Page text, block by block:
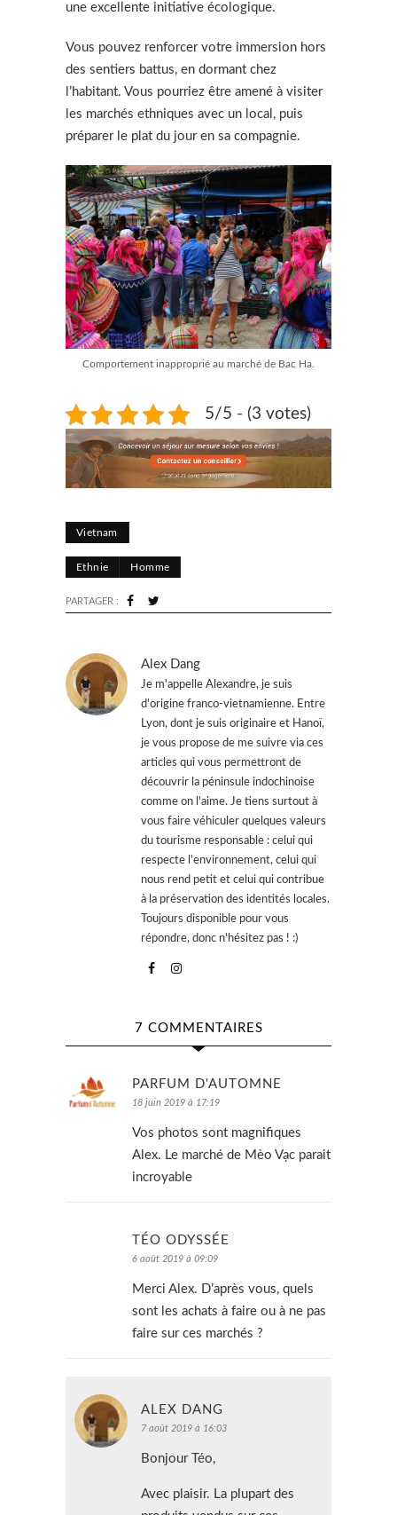
une excellente initiative écologique.
Vous pouvez renforcer votre immersion hors
des sentiers battus, en dormant chez
l’habitant. Vous pourriez être amené à visiter
les marchés ethniques avec un local, puis
préparer le plat du jour en sa compagnie.
Comportement inapproprié au marché de Bac Ha.
5/5 - (3 votes)
Vietnam
Ethnie Homme
PARTAGER :
Alex Dang
Je m'appelle Alexandre, je suis
d'origine franco-vietnamienne. Entre
Lyon, dont je suis originaire et Hanoï,
je vous propose de me suivre via ces
articles qui vous permettront de
découvrir la péninsule indochinoise
comme on l'aime. Je tiens surtout à
vous faire véhiculer quelques valeurs
du tourisme responsable : celui qui
respecte l'environnement, celui qui
nous rend petit et celui qui contribue
à la préservation des identités locales.
Toujours disponible pour vous
répondre, donc n'hésitez pas ! :)
7 COMMENTAIRES
PARFUM D'AUTOMNE
18 juin 2019 à 17:19
Vos photos sont magnifiques
Alex. Le marché de Mèo Vạc parait
incroyable
TÉO ODYSSÉE
6 août 2019 à 09:09
Merci Alex. D’après vous, quels
sont les achats à faire ou à ne pas
faire sur ces marchés ?
ALEX DANG
7 août 2019 à 16:03
Bonjour Téo,
Avec plaisir. La plupart des